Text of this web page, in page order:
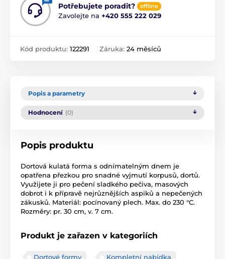
Potřebujete poradit? offline
Zavolejte na +420 555 222 029
Kód produktu: 122291 Záruka: 24 měsíců
Popis a parametry
Hodnocení (0)
Popis produktu
Dortová kulatá forma s odnímatelným dnem je
opatřena přezkou pro snadné vyjmutí korpusů, dortů.
Využijete ji pro pečení sladkého pečiva, masových
dobrot i k přípravě nejrůznějších aspiků a nepečených
zákusků. Materiál: pocínovaný plech. Max. do 230 °C.
Rozměry: pr. 30 cm, v. 7 cm.
Produkt je zařazen v kategoriích
Dortové formy Kompletní nabídka